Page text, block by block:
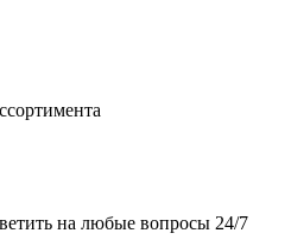
на любые вопросы 24/7